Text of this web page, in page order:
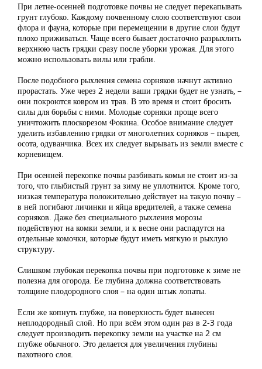
При летне-осенней подготовке почвы не следует перекапывать
грунт глубоко. Каждому почвенному слою соответствуют свои
флора и фауна, которые при перемещении в другие слои будут
плохо приживаться. Чаще всего бывает достаточно разрыхлить
верхнюю часть грядки сразу после уборки урожая. Для этого
можно использовать вилы или грабли.
После подобного рыхления семена сорняков начнут активно
прорастать. Уже через 2 недели ваши грядки будет не узнать, –
они покроются ковром из трав. В это время и стоит бросить
силы для борьбы с ними. Молодые сорняки проще всего
уничтожить плоскорезом Фокина. Особое внимание следует
уделить избавлению грядки от многолетних сорняков – пырея,
осота, одуванчика. Всех их следует вырывать из земли вместе с
корневищем.
При осенней перекопке почвы разбивать комья не стоит из-за
того, что глыбистый грунт за зиму не уплотнится. Кроме того,
низкая температура положительно действует на такую почву –
в ней погибают личинки и яйца вредителей, а также семена
сорняков. Даже без специального рыхления морозы
подействуют на комки земли, и к весне они распадутся на
отдельные комочки, которые будут иметь мягкую и рыхлую
структуру.
Слишком глубокая перекопка почвы при подготовке к зиме не
полезна для огорода. Ее глубина должна соответствовать
толщине плодородного слоя – на один штык лопаты.
Если же копнуть глубже, на поверхность будет вынесен
неплодородный слой. Но при всём этом один раз в 2-3 года
следует производить перекопку земли на участке на 2 см
глубже обычного. Это делается для увеличения глубины
пахотного слоя.